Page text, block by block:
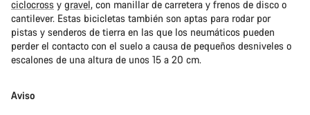
ciclocross y gravel, con manillar de carretera y frenos de disco o
cantilever. Estas bicicletas también son aptas para rodar por
pistas y senderos de tierra en las que los neumáticos pueden
perder el contacto con el suelo a causa de pequeños desniveles o
escalones de una altura de unos 15 a 20 cm.
Aviso